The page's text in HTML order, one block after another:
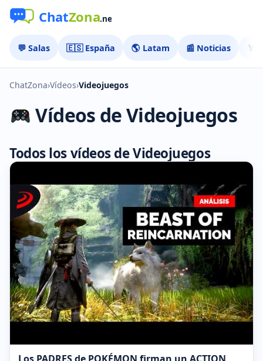
💬 Salas 🇪🇸 España 🌎 Latam 📰 Noticias 🏅
ChatZona›Vídeos›Videojuegos
Vídeos de Videojuegos
Todos los vídeos de Videojuegos